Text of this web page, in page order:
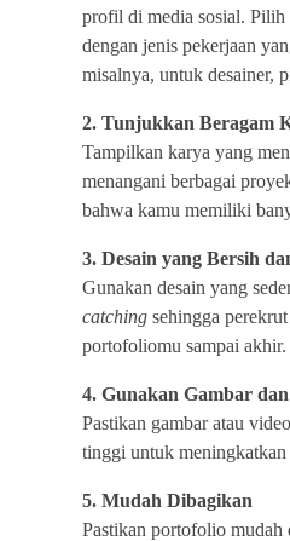
profil di media sosial. Pilih
dengan jenis pekerjaan
misalnya, untuk desainer,
2. Tunjukkan Beragam
Tampilkan karya yang
menangani berbagai
bahwa kamu memiliki
3. Desain yang Bersih
Gunakan desain yang
catching sehingga
portofoliomu sampai akhir.
4. Gunakan Gambar
Pastikan gambar atau
tinggi untuk meningkatkan
5. Mudah Dibagikan
Pastikan portofolio